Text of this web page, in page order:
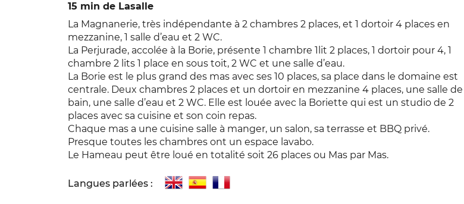
15 min de Lasalle
La Magnanerie, très indépendante à 2 chambres 2 places, et 1 dortoir 4 places en
mezzanine, 1 salle d’eau et 2 WC.
La Perjurade, accolée à la Borie, présente 1 chambre 1lit 2 places, 1 dortoir pour 4, 1
chambre 2 lits 1 place en sous toit, 2 WC et une salle d’eau.
La Borie est le plus grand des mas avec ses 10 places, sa place dans le domaine est
centrale. Deux chambres 2 places et un dortoir en mezzanine 4 places, une salle de
bain, une salle d’eau et 2 WC. Elle est louée avec la Boriette qui est un studio de 2
places avec sa cuisine et son coin repas.
Chaque mas a une cuisine salle à manger, un salon, sa terrasse et BBQ privé.
Presque toutes les chambres ont un espace lavabo.
Le Hameau peut être loué en totalité soit 26 places ou Mas par Mas.
Langues parlées :